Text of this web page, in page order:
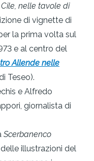
Cile, nelle tavole di
di vignette di
la prima volta sul
e al centro del
Allende nelle
Teseo).
e Alfredo
giornalista di
Scerbanenco
illustrazioni del